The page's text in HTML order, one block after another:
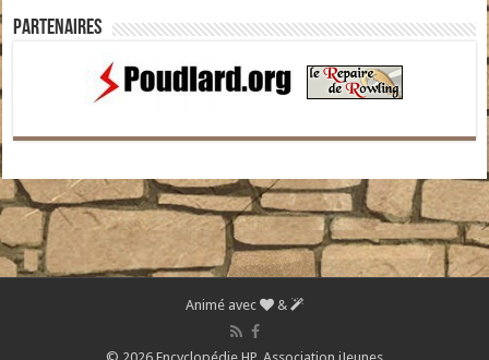
Partenaires
Animé avec &